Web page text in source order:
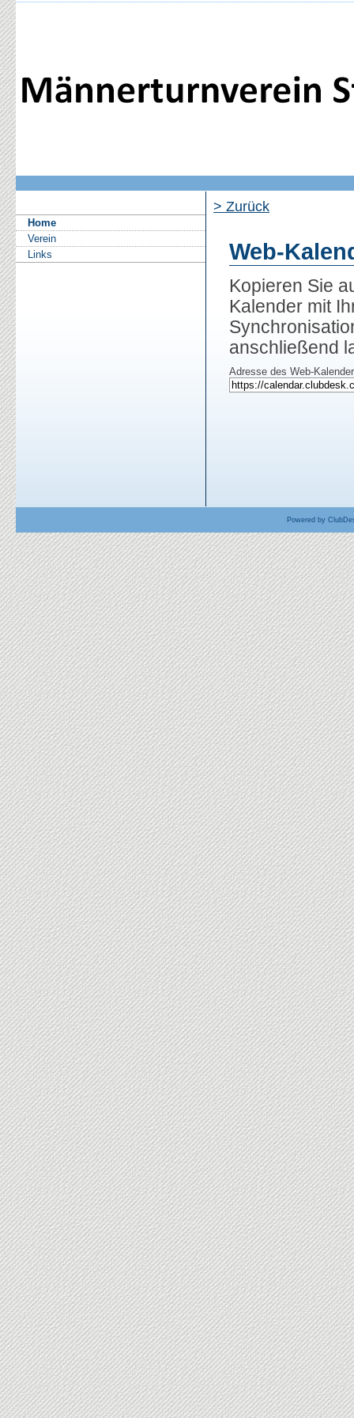
Home
Verein
Links
> Zurück
Web-
Kopieren Sie
Kalender mit
anschließend
Adresse des Web-
Powered by